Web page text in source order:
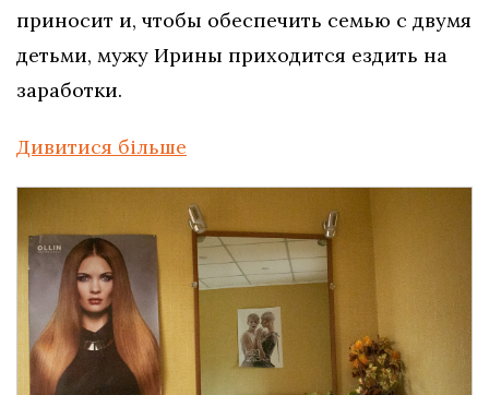
приносит и, чтобы обеспечить семью с двумя
детьми, мужу Ирины приходится ездить на
заработки.
Дивитися більше